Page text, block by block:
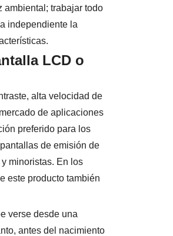
ambiental; trabajar todo
independiente la
LCD o
alta velocidad de
de aplicaciones
preferido para los
de emisión de
minoristas. En los
este producto también
verse desde una
antes del nacimiento